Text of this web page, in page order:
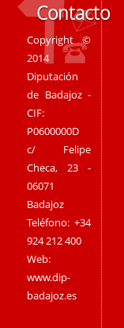
Contacto
Copyright ©
2014
Diputación
de Badajoz -
CIF:
P0600000D
c/ Felipe
Checa, 23 -
06071
Badajoz
Teléfono: +34
924 212 400
Web:
www.dip-
badajoz.es